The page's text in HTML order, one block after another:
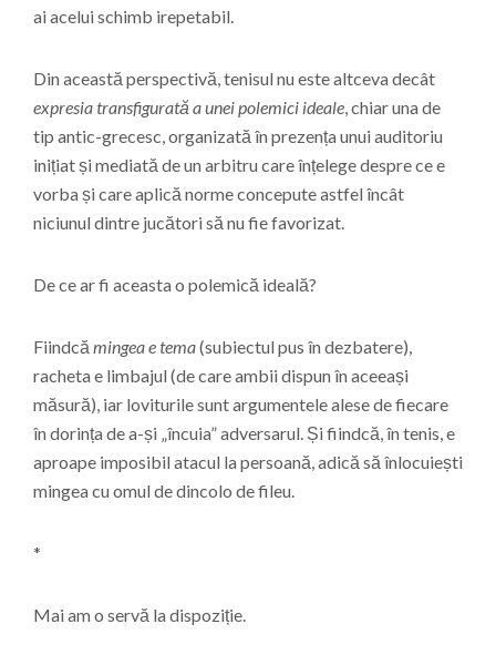
ai acelui schimb irepetabil.
Din această perspectivă, tenisul nu este altceva decât
expresia transfigurată a unei polemici ideale, chiar una de
tip antic-grecesc, organizată în prezența unui auditoriu
inițiat și mediată de un arbitru care înțelege despre ce e
vorba și care aplică norme concepute astfel încât
niciunul dintre jucători să nu fie favorizat.
De ce ar fi aceasta o polemică ideală?
Fiindcă mingea e tema(subiectul pus în dezbatere),
racheta e limbajul (de care ambii dispun în aceeași
măsură), iar loviturile sunt argumentele alese de fiecare
în dorința de a-și „încuia” adversarul. Și fiindcă, în tenis, e
aproape imposibil atacul la persoană, adică să înlocuiești
mingea cu omul de dincolo de fileu.
*
Mai am o servă la dispoziție.